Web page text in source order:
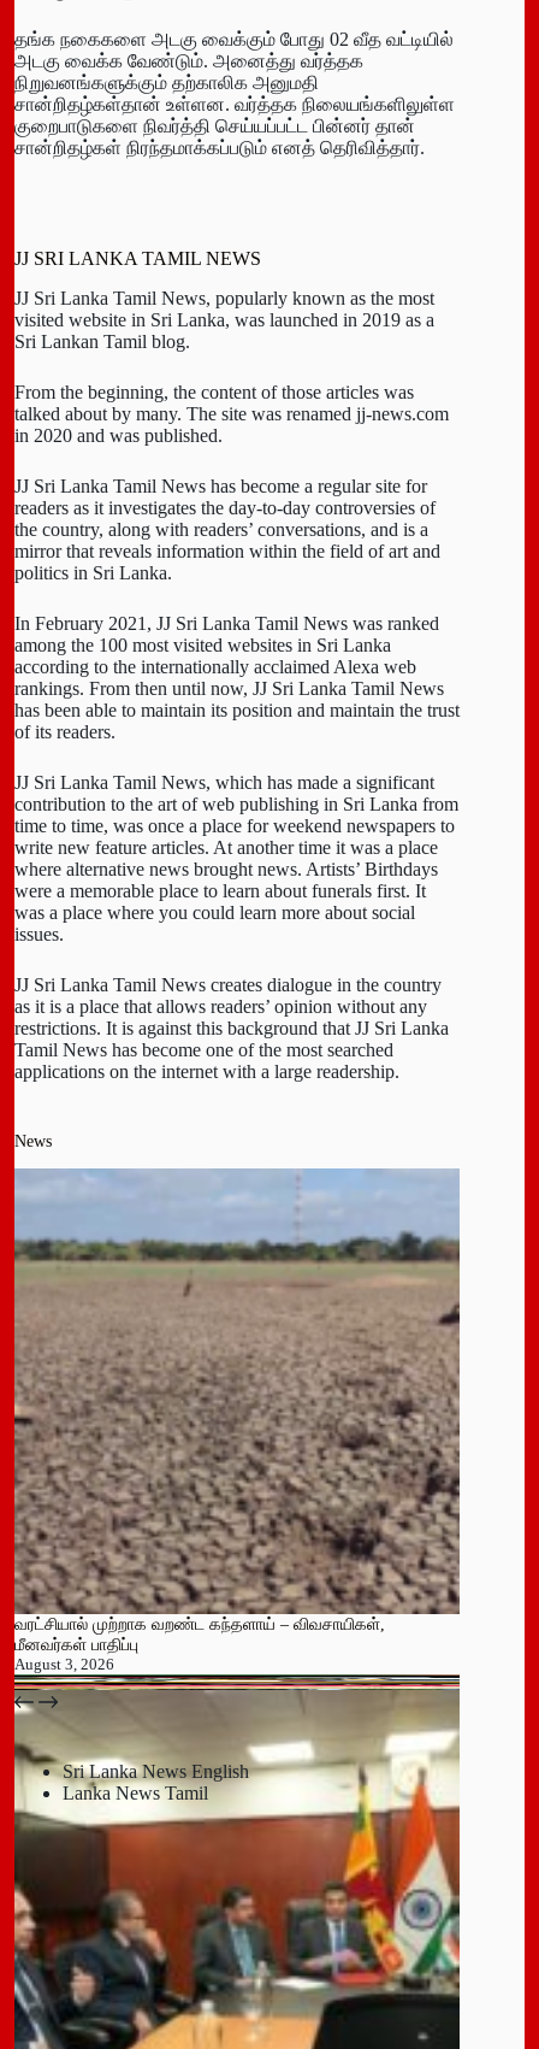
தங்க நகைகளை அடகு வைக்கும் போது 02 வீத வட்டியில்
அடகு வைக்க வேண்டும். அனைத்து வர்த்தக
நிறுவனங்களுக்கும் தற்காலிக அனுமதி
சான்றிதழ்கள்தான் உள்ளன. வர்த்தக நிலையங்களிலுள்ள
குறைபாடுகளை நிவர்த்தி செய்யப்பட்ட பின்னர் தான்
சான்றிதழ்கள் நிரந்தமாக்கப்படும் எனத் தெரிவித்தார்.
JJ SRI LANKA TAMIL NEWS
JJ Sri Lanka Tamil News, popularly known as the most
visited website in Sri Lanka, was launched in 2019 as a
Sri Lankan Tamil blog.
From the beginning, the content of those articles was
talked about by many. The site was renamed jj-news.com
in 2020 and was published.
JJ Sri Lanka Tamil News has become a regular site for
readers as it investigates the day-to-day controversies of
the country, along with readers’ conversations, and is a
mirror that reveals information within the field of art and
politics in Sri Lanka.
In February 2021, JJ Sri Lanka Tamil News was ranked
among the 100 most visited websites in Sri Lanka
according to the internationally acclaimed Alexa web
rankings. From then until now, JJ Sri Lanka Tamil News
has been able to maintain its position and maintain the trust
of its readers.
JJ Sri Lanka Tamil News, which has made a significant
contribution to the art of web publishing in Sri Lanka from
time to time, was once a place for weekend newspapers to
write new feature articles. At another time it was a place
where alternative news brought news. Artists’ Birthdays
were a memorable place to learn about funerals first. It
was a place where you could learn more about social
issues.
JJ Sri Lanka Tamil News creates dialogue in the country
as it is a place that allows readers’ opinion without any
restrictions. It is against this background that JJ Sri Lanka
Tamil News has become one of the most searched
applications on the internet with a large readership.
News
வரட்சியால் முற்றாக வறண்ட கந்தளாய் – விவசாயிகள்,
மீனவர்கள் பாதிப்பு
August 3, 2026
பதுளை மாநகர சபையின் NPP உறுப்பினர் திடீர் ராஜினாமா!
July 14, 2026
Sri Lanka News English
Lanka News Tamil
Leave a Reply
You must be
logged into post a comment.